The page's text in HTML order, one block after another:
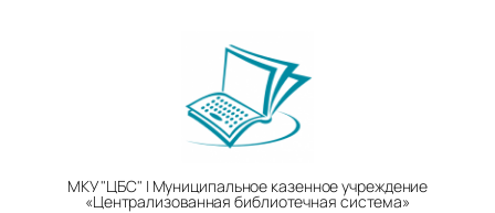
МКУ "ЦБС" | Муниципальное казенное учреждение
«Централизованная библиотечная система»